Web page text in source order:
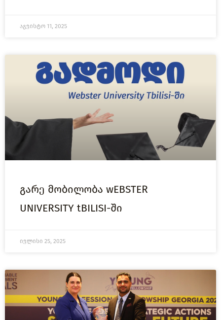
აგვისტო 11, 2025
გარე მობილობა wEBSTER
UNIVERSITY tBILISI-ში
ივლისი 25, 2025